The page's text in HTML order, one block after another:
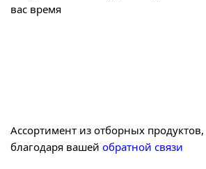
вас время
Ассортимент из отборных продуктов,
благодаря вашей обратной связи